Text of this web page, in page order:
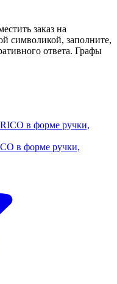
заказ на
символикой, заполните,
ответа. Графы
в форме ручки,